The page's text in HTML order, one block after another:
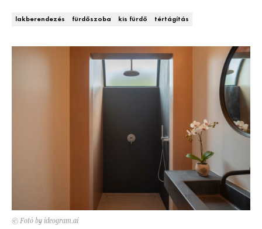
HÍRLEVÉL
lakberendezés fürdőszoba kis fürdő tértágítás
© Fotó by ideogram.ai